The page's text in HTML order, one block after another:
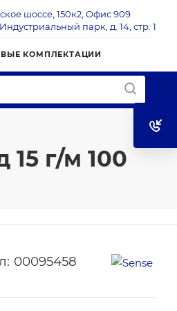
шоссе, 150к2, Офис 909
парк, д. 14, стр. 1
КОМПЛЕКТАЦИИ
г/м 100
00095458